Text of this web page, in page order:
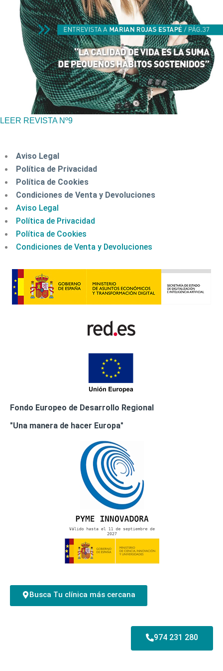
LEER REVISTA Nº9
Aviso Legal
Política de Privacidad
Política de Cookies
Condiciones de Venta y Devoluciones
Aviso Legal
Política de Privacidad
Política de Cookies
Condiciones de Venta y Devoluciones
Fondo Europeo de Desarrollo Regional
"Una manera de hacer Europa"
Busca Tu clínica más cercana
974 231 280